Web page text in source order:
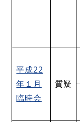
平成22
年１月
臨時会
質疑